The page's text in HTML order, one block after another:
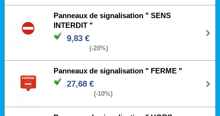
Panneaux de signalisation " SENS
INTERDIT "
9,83 €
(-20%)
Panneaux de signalisation " FERME "
27,68 €
(-10%)